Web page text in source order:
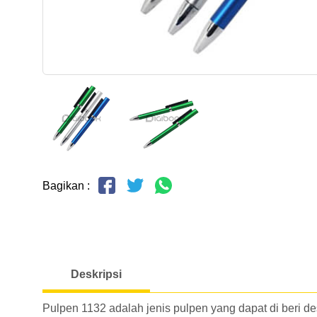
Bagikan :
Deskripsi
Pulpen 1132 adalah jenis pulpen yang dapat di beri